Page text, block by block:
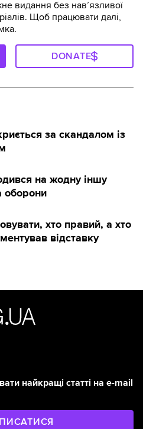
видання без навʼязливої
Щоб працювати далі,
DONATE
за скандалом із
на жодну іншу
оборони
хто правий, а хто
відставку
найкращі статті на e-mail